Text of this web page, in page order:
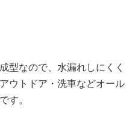
型なので、水漏れしにくく
ウトドア・洗車などオール
す。